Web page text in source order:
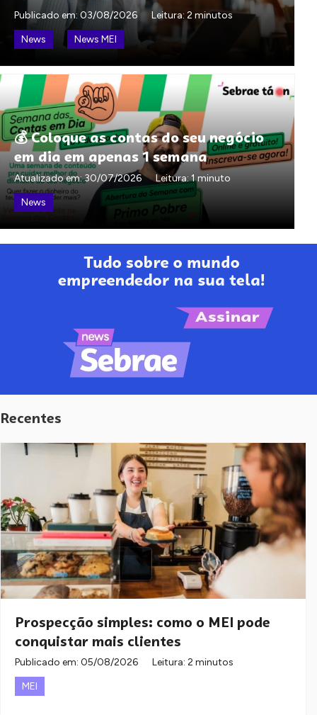
Publicado em: 03/08/2026
Leitura: 2 minutos
News
News MEI
💰 Coloque as contas do seu negócio
em dia em apenas 1 semana
Atualizado em:30/07/2026
Leitura: 1 minuto
News
Recentes
Prospecção simples: como o MEI pode
conquistar mais clientes
Publicado em: 05/08/2026
Leitura: 2 minutos
MEI